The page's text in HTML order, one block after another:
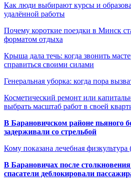
Как люди выбирают курсы и
удалённой работы
Почему короткие поездки в Минск
форматом отдыха
Крыша дала течь: когда звонить
справиться своими силами
Генеральная уборка: когда пора
Косметический ремонт или
выбрать масштаб работ в своей
В Барановичском районе пьяного
задерживали со стрельбой
Кому показана лечебная
В Барановичах после
спасатели деблокировали